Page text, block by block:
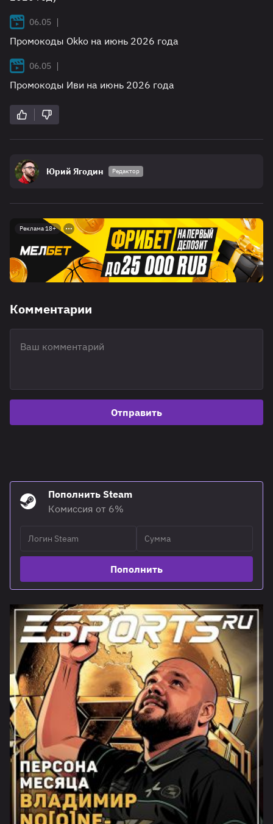
06.05 |
Промокоды Okko на июнь 2026 года
06.05 |
Промокоды Иви на июнь 2026 года
Юрий Ягодин Редактор
Реклама 18+
Комментарии
Отправить
Пополнить Steam
Комиссия от 6%
Пополнить